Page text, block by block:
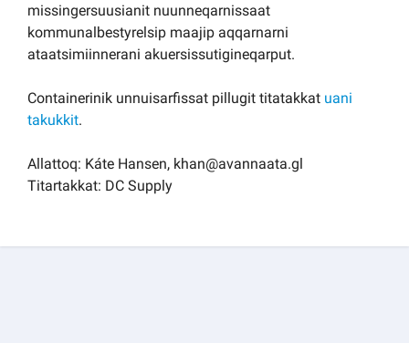
missingersuusianit nuunneqarnissaat
kommunalbestyrelsip maajip aqqarnarni
ataatsimiinnerani akuersissutigineqarput.
Containerinik unnuisarfissat pillugit titatakkat uani
takukkit.
Allattoq: Káte Hansen, khan@avannaata.gl
Titartakkat: DC Supply